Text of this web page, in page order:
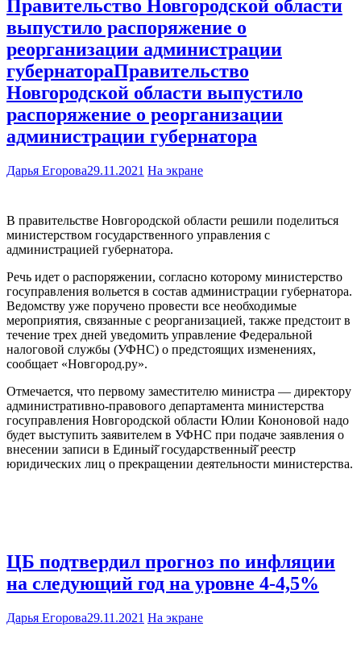
Правительство Новгородской области
выпустило распоряжение о
реорганизации администрации
губернатораПравительство
Новгородской области выпустило
распоряжение о реорганизации
администрации губернатора
Дарья Егорова29.11.2021 На экране
В правительстве Новгородской области решили поделиться
министерством государственного управления с
администрацией губернатора.
Речь идет о распоряжении, согласно которому министерство
госуправления вольется в состав администрации губернатора.
Ведомству уже поручено провести все необходимые
мероприятия, связанные с реорганизацией, также предстоит в
течение трех дней уведомить управление Федеральной
налоговой службы (УФНС) о предстоящих изменениях,
сообщает «Новгород.ру».
Отмечается, что первому заместителю министра — директору
административно-правового департамента министерства
госуправления Новгородской области Юлии Кононовой надо
будет выступить заявителем в УФНС при подаче заявления о
внесении записи в Единый̆ государственный̆ реестр
юридических лиц о прекращении деятельности министерства.
ЦБ подтвердил прогноз по инфляции
на следующий год на уровне 4-4,5%
Дарья Егорова29.11.2021 На экране